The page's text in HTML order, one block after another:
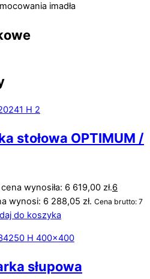
imadła
stołowa OPTIMUM /
wynosiła: 6 619,00 zł.6
wynosi: 6 288,05 zł. Cena brutto: 7
do koszyka
słupowa